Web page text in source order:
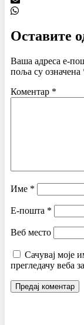
Оставите
Ваша адреса е-
поља су означена
Коментар *
Име *
Е-пошта *
Веб место
Сачувај моје
прегледачу веба